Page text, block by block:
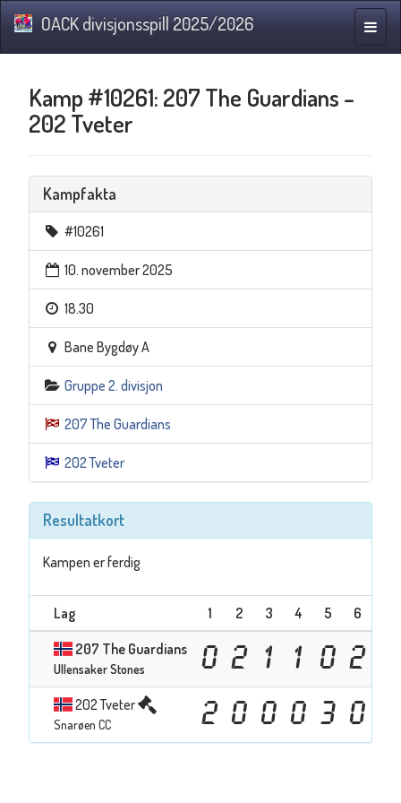
OACK divisjonsspill 2025/2026
Kamp #10261: 207 The Guardians –
202 Tveter
Kampfakta
#10261
10. november 2025
18.30
Bane Bygdøy A
Gruppe 2. divisjon
207 The Guardians
202 Tveter
Resultatkort
Kampen er ferdig
Lag 1 2 3 4 5 6
207 The Guardians
Ullensaker Stones 0 2 1 1 0 2
202 Tveter
Snarøen CC 2 0 0 0 3 0